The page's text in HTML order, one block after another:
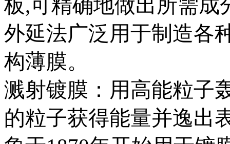
板,可精确地做出所需成
外延法广泛用于制造各
构薄膜。
溅射镀膜：用高能粒子
的粒子获得能量并逸出